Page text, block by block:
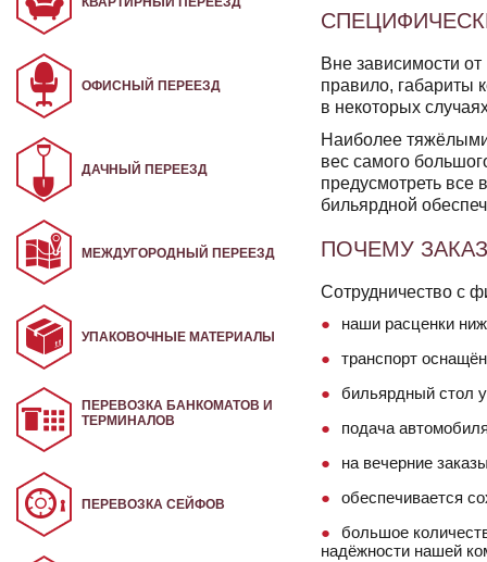
Вне зависимости
правило, габариты
в некоторых
Наиболее
вес самого
предусмотреть все
бильярдной
ПОЧЕМУ
Сотрудничество с
наши расценки
транспорт
бильярдный стол
подача
на вечерние
обеспечивается
большое
надёжности нашей
ОФИСНЫЙ ПЕРЕЕЗД
ДАЧНЫЙ ПЕРЕЕЗД
МЕЖДУГОРОДНЫЙ ПЕРЕЕЗД
УПАКОВОЧНЫЕ МАТЕРИАЛЫ
ПЕРЕВОЗКА БАНКОМАТОВ И
ТЕРМИНАЛОВ
ПЕРЕВОЗКА СЕЙФОВ